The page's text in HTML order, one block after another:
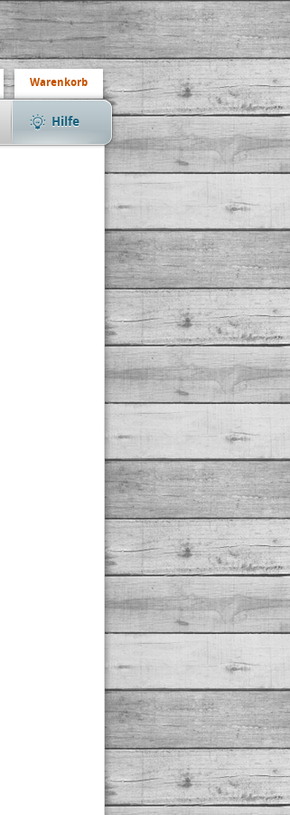
Warenkorb
Hilfe